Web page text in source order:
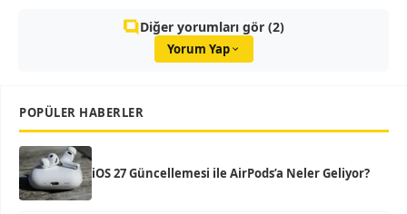
Diğer yorumları gör (2)
Yorum Yap
POPÜLER HABERLER
iOS 27 Güncellemesi ile AirPods’a Neler Geliyor?